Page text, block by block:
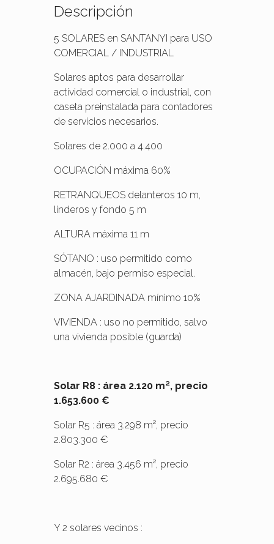
Descripción
5 SOLARES en SANTANYI para USO
COMERCIAL / INDUSTRIAL
Solares aptos para desarrollar
actividad comercial o industrial, con
caseta preinstalada para contadores
de servicios necesarios.
Solares de 2.000 a 4.400
OCUPACIÓN máxima 60%
RETRANQUEOS delanteros 10 m,
linderos y fondo 5 m
ALTURA máxima 11 m
SÓTANO : uso permitido como
almacén, bajo permiso especial.
ZONA AJARDINADA mínimo 10%
VIVIENDA : uso no permitido, salvo
una vivienda posible (guarda)
Solar R8 : área 2.120 m², precio
1.653.600 €
Solar R5 : área 3.298 m², precio
2.803.300 €
Solar R2 : área 3.456 m², precio
2.695.680 €
Y 2 solares vecinos :